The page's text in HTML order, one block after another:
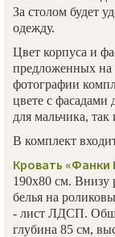
За столом будет
одежду.
Цвет корпуса и
предложенных на
фотографии
цвете с
для мальчика, так
В комплект
Кровать «Фанки
190х80 см.
белья на
- лист ЛДСП.
глубина 85 см,